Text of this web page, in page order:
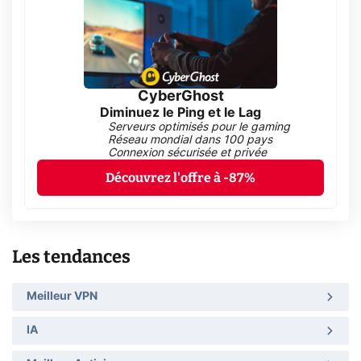
CyberGhost
Diminuez le Ping et le Lag
Serveurs optimisés pour le gaming
Réseau mondial dans 100 pays
Connexion sécurisée et privée
Découvrez l'offre à -87%
Les tendances
Meilleur VPN
IA